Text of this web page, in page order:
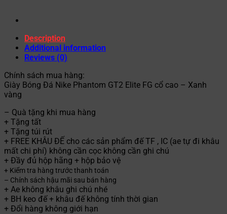
Description
Additional information
Reviews (0)
Chính sách mua hàng:
Giày Bóng Đá Nike Phantom GT2 Elite FG cổ cao – Xanh
vàng
– Quà tặng khi mua hàng
+ Tặng tất
+ Tặng túi rút
+ FREE KHÂU ĐẾ cho các sản phẩm đế TF , IC (ae tự đi khâu
mất chi phí) không cần cọc không cần ghi chú
+ Đầy đủ hộp hãng + hộp bảo vệ
+ Kiểm tra hàng trước thanh toán
– Chính sách hậu mãi sau bán hàng
+ Ae không khâu ghi chú nhé
+ BH keo đế + khâu đế không tính thời gian
+ Đổi hàng không giới hạn